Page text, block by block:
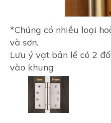
*Chúng có nhiều loại
và sơn.
Lưu ý vạt bản lề có 2
vào khung